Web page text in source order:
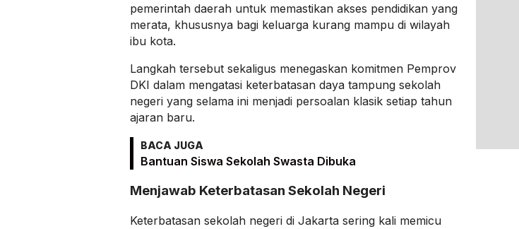
pemerintah daerah untuk memastikan akses pendidikan yang
merata, khususnya bagi keluarga kurang mampu di wilayah
ibu kota.
Langkah tersebut sekaligus menegaskan komitmen Pemprov
DKI dalam mengatasi keterbatasan daya tampung sekolah
negeri yang selama ini menjadi persoalan klasik setiap tahun
ajaran baru.
BACA JUGA
Bantuan Siswa Sekolah Swasta Dibuka
Menjawab Keterbatasan Sekolah Negeri
Keterbatasan sekolah negeri di Jakarta sering kali memicu